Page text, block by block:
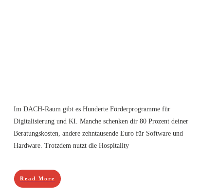
Im DACH-Raum gibt es Hunderte Förderprogramme für
Digitalisierung und KI. Manche schenken dir 80 Prozent deiner
Beratungskosten, andere zehntausende Euro für Software und
Hardware. Trotzdem nutzt die Hospitality
Read More